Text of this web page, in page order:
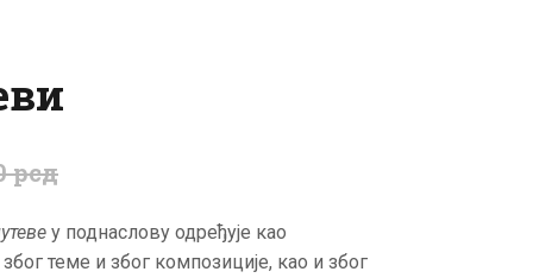
рсд
у поднаслову одређује као
теме и због композиције, као и због